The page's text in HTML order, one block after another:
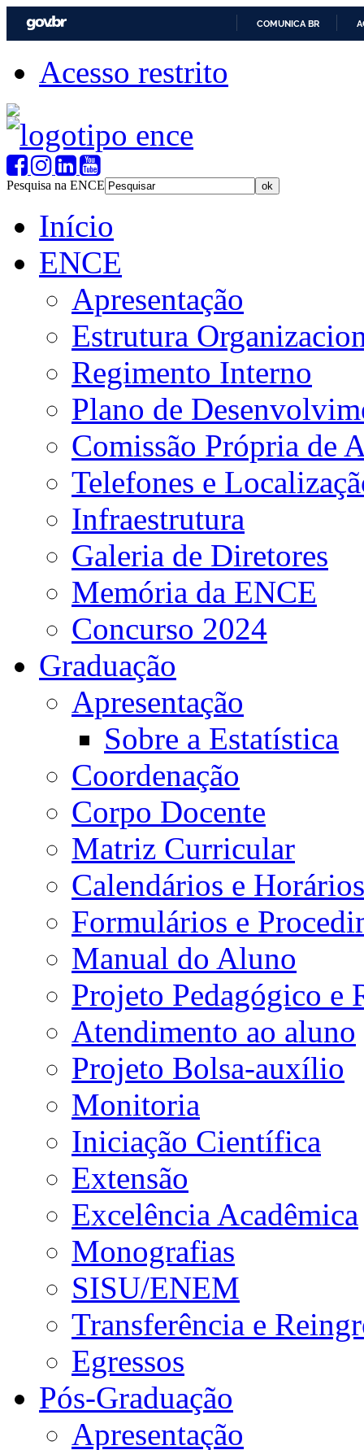
COMUNICA BR
Acesso restrito
Pesquisa na ENCE
Início
ENCE
Apresentação
Estrutura
Regimento Interno
Plano de
Comissão Própria de
Telefones e
Infraestrutura
Galeria de Diretores
Memória da ENCE
Concurso 2024
Graduação
Apresentação
Sobre a Estatística
Coordenação
Corpo Docente
Matriz Curricular
Calendários e Horários
Formulários e
Manual do Aluno
Projeto Pedagógico e
Atendimento ao aluno
Projeto Bolsa-auxílio
Monitoria
Iniciação Científica
Extensão
Excelência Acadêmica
Monografias
SISU/ENEM
Transferência e
Egressos
Pós-Graduação
Apresentação